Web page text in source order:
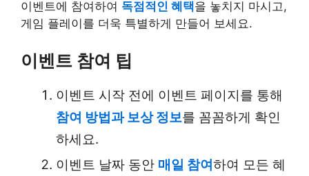
이벤트에 참여하여 독점적인 혜택을 놓치지 마시고,
게임 플레이를 더욱 특별하게 만들어 보세요.
이벤트 참여 팁
이벤트 시작 전에 이벤트 페이지를 통해
참여 방법과 보상 정보를 꼼꼼하게 확인
하세요.
이벤트 날짜 동안 매일 참여하여 모든 혜